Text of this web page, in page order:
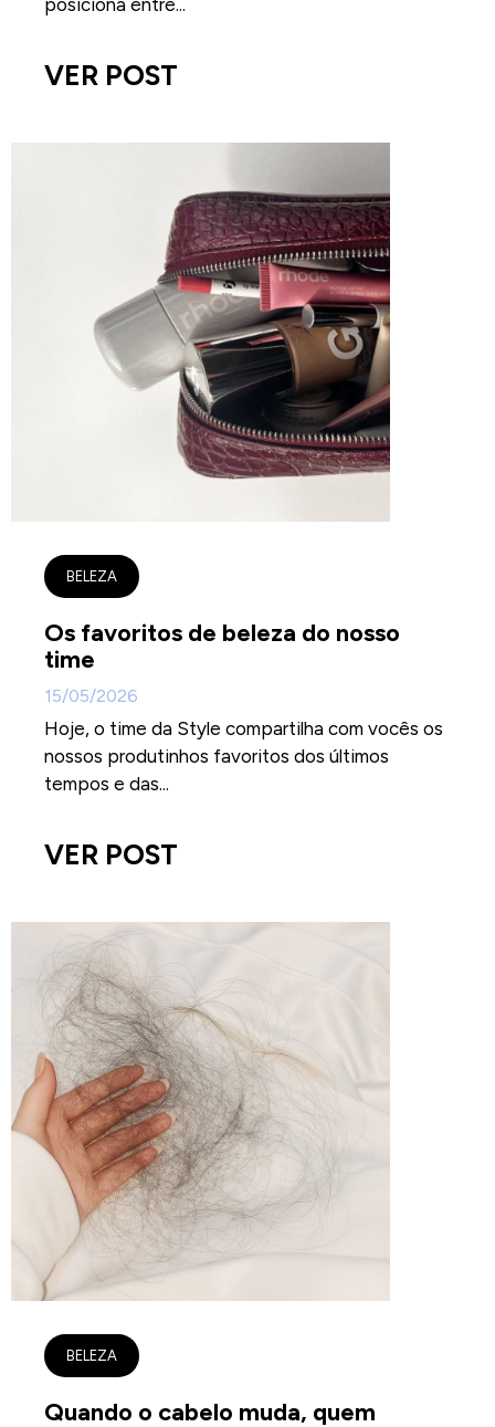
posiciona entre...
VER POST
BELEZA
Os favoritos de beleza do nosso
time
15/05/2026
Hoje, o time da Style compartilha com vocês os
nossos produtinhos favoritos dos últimos
tempos e das...
VER POST
BELEZA
Quando o cabelo muda, quem